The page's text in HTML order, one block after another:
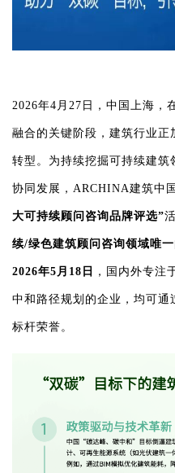
2026年4月27日，中国上海，
融合的关键阶段，建筑行业
转型。为持续挖掘可持续建
协同发展，ARCHINA建筑中
大可持续顾问咨询品牌评选”
续/绿色建筑顾问咨询领域唯
2026年5月18日 ，国内外专注
中和路径规划的企业，均可通
标杆荣誉。